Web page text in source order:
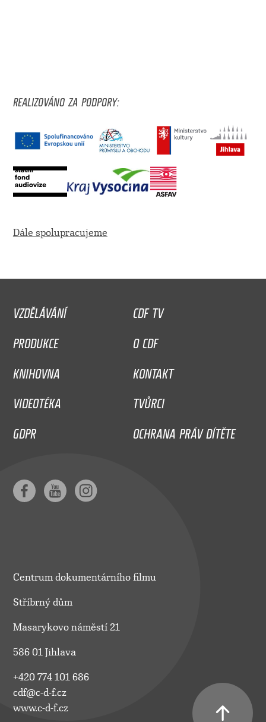
REALIZOVÁNO ZA PODPORY:
Dále spolupracujeme
VZDĚLÁVÁNÍ
CDF TV
PRODUKCE
O CDF
KNIHOVNA
KONTAKT
VIDEOTÉKA
TVŮRCI
GDPR
OCHRANA PRÁV DÍTĚTE
Centrum dokumentárního filmu
Stříbrný dům
Masarykovo náměstí 21
586 01 Jihlava
+420 774 101 686
cdf@c-d-f.cz
www.c-d-f.cz